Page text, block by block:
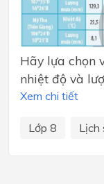
Hãy lựa chọn
nhiệt độ và
Xem chi tiết
Lớp 8 Lịch